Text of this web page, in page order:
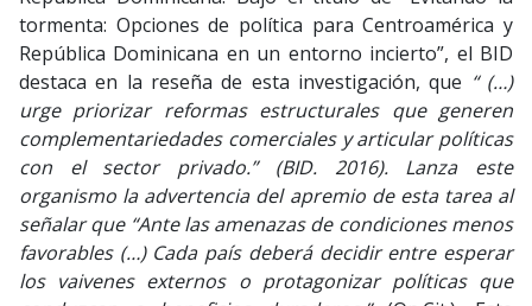
tormenta: Opciones de política para Centroamérica y
República Dominicana en un entorno incierto”, el BID
destaca en la reseña de esta investigación, que “ (…)
urge priorizar reformas estructurales que generen
complementariedades comerciales y articular políticas
con el sector privado.” (BID. 2016). Lanza este
organismo la advertencia del apremio de esta tarea al
señalar que “Ante las amenazas de condiciones menos
favorables (…) Cada país deberá decidir entre esperar
los vaivenes externos o protagonizar políticas que